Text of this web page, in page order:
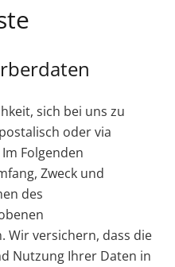
sich bei uns zu
oder via
Folgenden
Zweck und
des
Wir versichern, dass die
Nutzung Ihrer Daten in